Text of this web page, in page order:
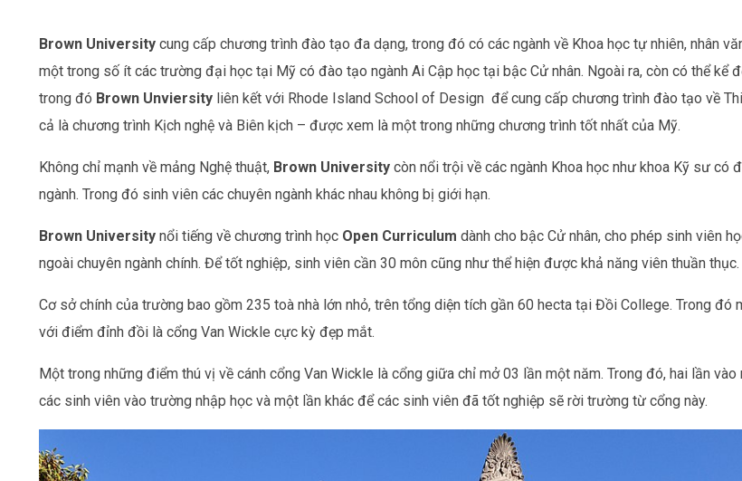
Brown University cung cấp chương trình đào tạo đa dạng, trong đó có các ngành về Khoa học tự nhiên, nhân
một trong số ít các trường đại học tại Mỹ có đào tạo ngành Ai Cập học tại bậc Cử nhân. Ngoài ra, còn có thể kể
trong đó Brown Unviersity liên kết với Rhode Island School of Design để cung cấp chương trình đào tạo về
cả là chương trình Kịch nghệ và Biên kịch – được xem là một trong những chương trình tốt nhất của Mỹ.
Không chỉ mạnh về mảng Nghệ thuật, Brown University còn nổi trội về các ngành Khoa học như khoa Kỹ sư có
ngành. Trong đó sinh viên các chuyên ngành khác nhau không bị giới hạn.
Brown University nổi tiếng về chương trình học Open Curriculum dành cho bậc Cử nhân, cho phép sinh viên
ngoài chuyên ngành chính. Để tốt nghiệp, sinh viên cần 30 môn cũng như thể hiện được khả năng viên thuần thục.
Cơ sở chính của trường bao gồm 235 toà nhà lớn nhỏ, trên tổng diện tích gần 60 hecta tại Đồi College. Trong đó
với điểm đỉnh đồi là cổng Van Wickle cực kỳ đẹp mắt.
Một trong những điểm thú vị về cánh cổng Van Wickle là cổng giữa chỉ mở 03 lần một năm. Trong đó, hai lần
các sinh viên vào trường nhập học và một lần khác để các sinh viên đã tốt nghiệp sẽ rời trường từ cổng này.